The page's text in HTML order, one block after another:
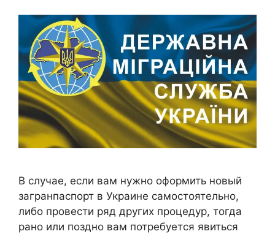
В случае, если вам нужно оформить новый
загранпаспорт в Украине самостоятельно,
либо провести ряд других процедур, тогда
рано или поздно вам потребуется явиться